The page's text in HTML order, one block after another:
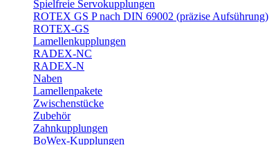
Spielfreie Servokupplungen
ROTEX GS P nach DIN 69002 (präzise Aufsührung)
ROTEX-GS
Lamellenkupplungen
RADEX-NC
RADEX-N
Naben
Lamellenpakete
Zwischenstücke
Zubehör
Zahnkupplungen
BoWex-Kupplungen